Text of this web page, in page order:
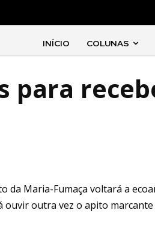
INÍCIO COLUNAS
para
da Maria-Fumaça voltará a
outra vez o apito